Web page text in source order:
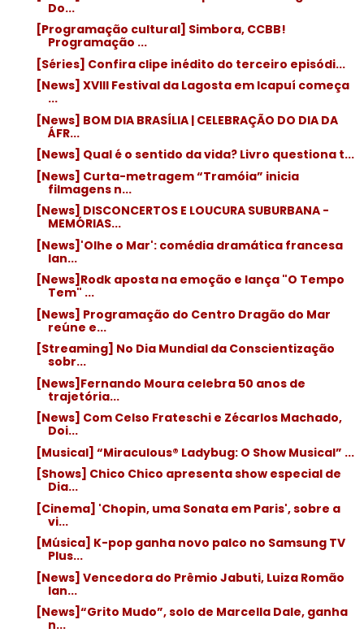
Do...
[Programação cultural] Simbora, CCBB!
Programação ...
[Séries] Confira clipe inédito do terceiro episódi...
[News] XVIII Festival da Lagosta em Icapuí começa
...
[News] BOM DIA BRASÍLIA | CELEBRAÇÃO DO DIA DA
ÁFR...
[News] Qual é o sentido da vida? Livro questiona t...
[News] Curta-metragem “Tramóia” inicia
filmagens n...
[News] DISCONCERTOS E LOUCURA SUBURBANA -
MEMÓRIAS...
[News]'Olhe o Mar': comédia dramática francesa
lan...
[News]Rodk aposta na emoção e lança "O Tempo
Tem" ...
[News] Programação do Centro Dragão do Mar
reúne e...
[Streaming] No Dia Mundial da Conscientização
sobr...
[News]Fernando Moura celebra 50 anos de
trajetória...
[News] Com Celso Frateschi e Zécarlos Machado,
Doi...
[Musical] “Miraculous® Ladybug: O Show Musical” ...
[Shows] Chico Chico apresenta show especial de
Dia...
[Cinema] 'Chopin, uma Sonata em Paris', sobre a
vi...
[Música] K-pop ganha novo palco no Samsung TV
Plus...
[News] Vencedora do Prêmio Jabuti, Luiza Romão
lan...
[News]“Grito Mudo”, solo de Marcella Dale, ganha
n...